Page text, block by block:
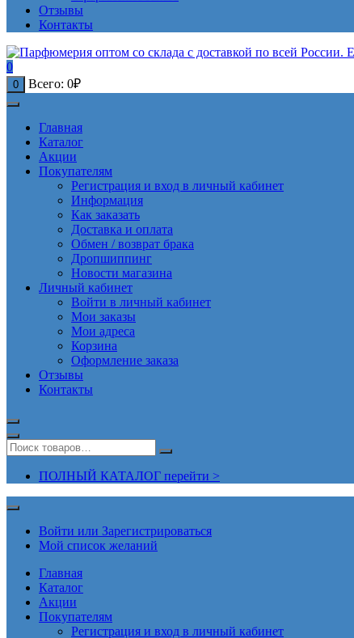
Отзывы
Контакты
0
0 Всего: 0₽
Главная
Каталог
Акции
Покупателям
Регистрация и вход в личный кабинет
Информация
Как заказать
Доставка и оплата
Обмен / возврат брака
Дропшиппинг
Новости магазина
Личный кабинет
Войти в личный кабинет
Мои заказы
Мои адреса
Корзина
Оформление заказа
Отзывы
Контакты
ПОЛНЫЙ КАТАЛОГ перейти >
Войти или Зарегистрироваться
Мой список желаний
Главная
Каталог
Акции
Покупателям
Регистрация и вход в личный кабинет